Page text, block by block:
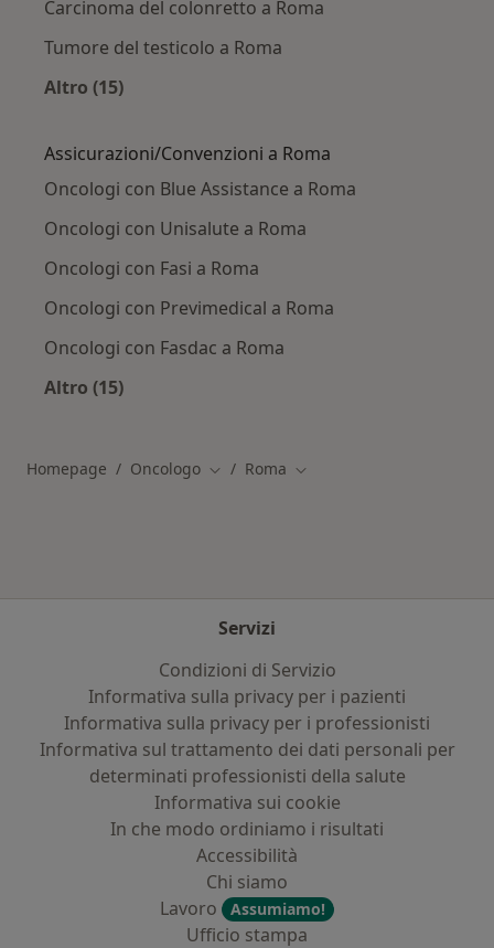
Carcinoma del colonretto a Roma
Tumore del testicolo a Roma
Altro (15)
Assicurazioni/Convenzioni a Roma
Oncologi con Blue Assistance a Roma
Oncologi con Unisalute a Roma
Oncologi con Fasi a Roma
Oncologi con Previmedical a Roma
Oncologi con Fasdac a Roma
Altro (15)
Homepage Oncologo Cambia città
Roma Cambia città
Servizi
Condizioni di Servizio
Informativa sulla privacy per i pazienti
Informativa sulla privacy per i professionisti
Informativa sul trattamento dei dati personali per
determinati professionisti della salute
Informativa sui cookie
In che modo ordiniamo i risultati
Accessibilità
Chi siamo
Lavoro
Assumiamo!
Ufficio stampa